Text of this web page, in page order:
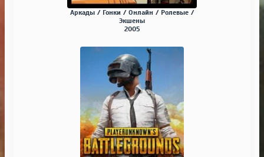
Аркады / Гонки / Онлайн / Ролевые /
Экшены
2005